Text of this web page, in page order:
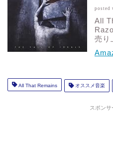
posted
All
売り
All That Remains オススメ音楽
スポンサ